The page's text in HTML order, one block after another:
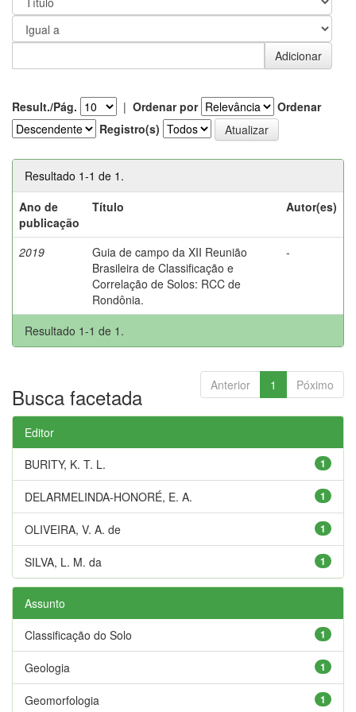
Result./Pág. | Ordenar por
Ordenar
Registro(s)
Resultado 1-1 de 1.
Ano de
publicação
Título Autor(es)
2019
Guia de campo da XII Reunião
Brasileira de Classificação e
Correlação de Solos: RCC de
Rondônia.
-
Resultado 1-1 de 1.
Anterior 1 Póximo
Busca facetada
Editor
1
BURITY, K. T. L.
1
DELARMELINDA-HONORÉ, E. A.
1
OLIVEIRA, V. A. de
1
SILVA, L. M. da
Assunto
1
Classificação do Solo
1
Geologia
1
Geomorfologia